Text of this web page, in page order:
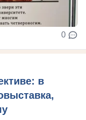
0
в